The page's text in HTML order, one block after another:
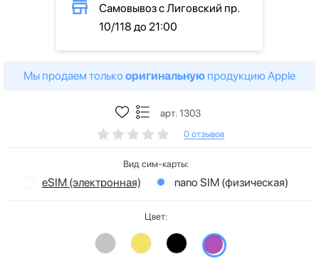
Самовывоз с Лиговский пр.
10/118 до 21:00
Мы продаем только оригинальную продукцию Apple
арт. 1303
0 отзывов
Вид сим-карты:
eSIM (электронная) nano SIM (физическая)
Цвет: